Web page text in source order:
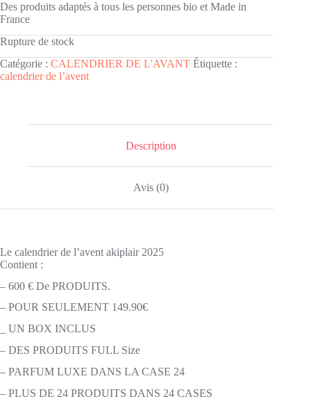
Des produits adaptés à tous les personnes bio et Made in
France
Rupture de stock
Catégorie : CALENDRIER DE L'AVANT Étiquette :
calendrier de l’avent
Description
Avis (0)
Le calendrier de l’avent akiplair 2025
Contient :
– 600 € De PRODUITS.
– POUR SEULEMENT 149.90€
_ UN BOX INCLUS
– DES PRODUITS FULL Size
– PARFUM LUXE DANS LA CASE 24
– PLUS DE 24 PRODUITS DANS 24 CASES